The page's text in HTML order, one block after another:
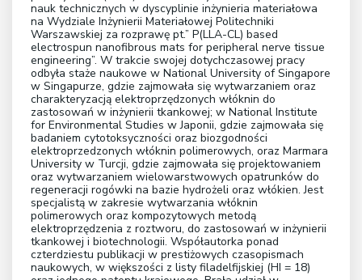
nauk technicznych w dyscyplinie inżynieria materiałowa
na Wydziale Inżynierii Materiałowej Politechniki
Warszawskiej za rozprawę pt.” P(LLA-CL) based
electrospun nanofibrous mats for peripheral nerve tissue
engineering”. W trakcie swojej dotychczasowej pracy
odbyła staże naukowe w National University of Singapore
w Singapurze, gdzie zajmowała się wytwarzaniem oraz
charakteryzacją elektroprzędzonych włóknin do
zastosowań w inżynierii tkankowej; w National Institute
for Environmental Studies w Japonii, gdzie zajmowała się
badaniem cytotoksyczności oraz biozgodności
elektroprzedzonych włóknin polimerowych, oraz Marmara
University w Turcji, gdzie zajmowała się projektowaniem
oraz wytwarzaniem wielowarstwowych opatrunków do
regeneracji rogówki na bazie hydrożeli oraz włókien. Jest
specjalistą w zakresie wytwarzania włóknin
polimerowych oraz kompozytowych metodą
elektroprzędzenia z roztworu, do zastosowań w inżynierii
tkankowej i biotechnologii. Współautorka ponad
czterdziestu publikacji w prestiżowych czasopismach
naukowych, w większości z listy filadelfijskiej (HI = 18)